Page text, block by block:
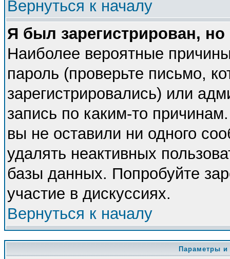
Вернуться к началу
Я был зарегистрирован,
Наиболее вероятные
пароль (проверьте письмо,
зарегистрировались) или
запись по каким-то
вы не оставили ни одного
удалять неактивных
базы данных. Попробуйте
участие в дискуссиях.
Вернуться к началу
Параметры и